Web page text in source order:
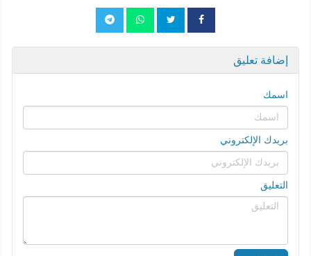
إضافة تعليق
اسمك
بريدك الإلكتروني
التعليق